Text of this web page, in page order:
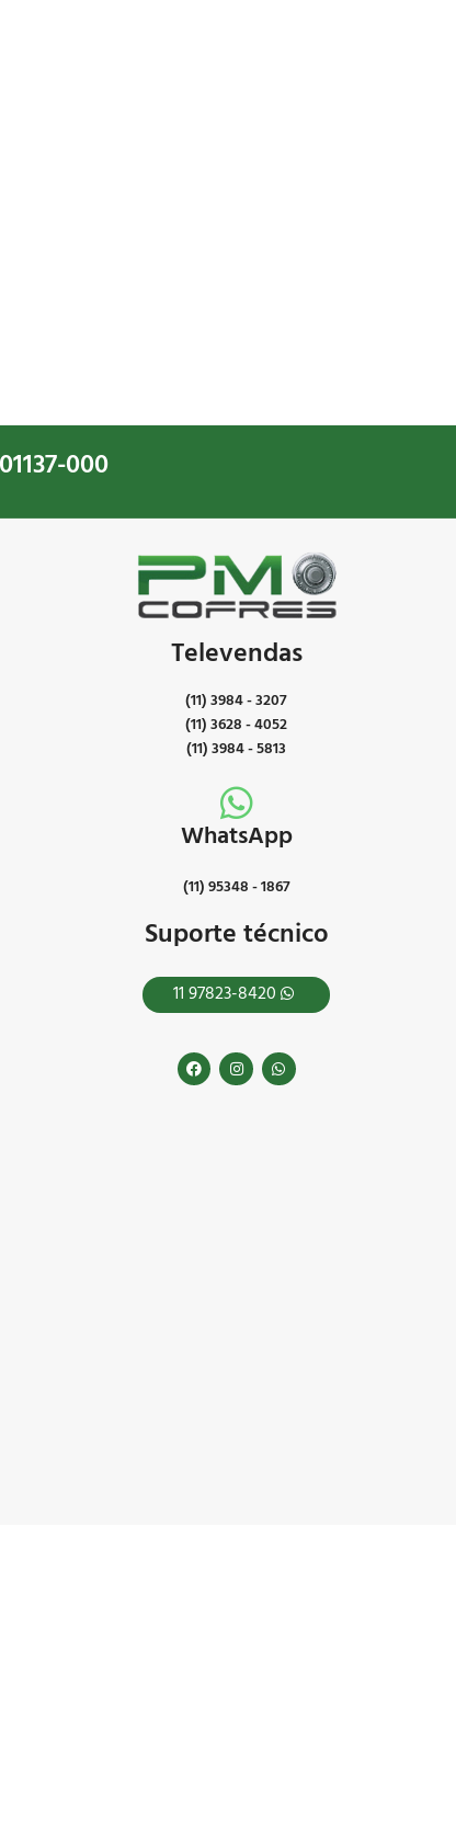
000
Televendas
(11) 3984 - 3207
(11) 3628 - 4052
(11) 3984 - 5813
WhatsApp
(11) 95348 - 1867
Suporte técnico
11 97823-8420